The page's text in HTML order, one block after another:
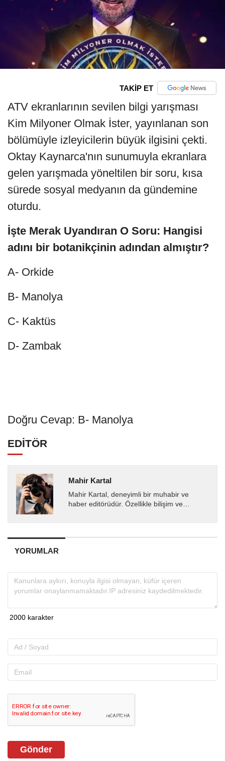
TAKİP ET
ATV ekranlarının sevilen bilgi yarışması
Kim Milyoner Olmak İster, yayınlanan son
bölümüyle izleyicilerin büyük ilgisini çekti.
Oktay Kaynarca'nın sunumuyla ekranlara
gelen yarışmada yöneltilen bir soru, kısa
sürede sosyal medyanın da gündemine
oturdu.
İşte Merak Uyandıran O Soru: Hangisi
adını bir botanikçinin adından almıştır?
A- Orkide
B- Manolya
C- Kaktüs
D- Zambak
Doğru Cevap: B- Manolya
EDİTÖR
Mahir Kartal
Mahir Kartal, deneyimli bir muhabir ve
haber editörüdür. Özellikle bilişim ve
gelişmeleri okuyuculara...
YORUMLAR
Gönder